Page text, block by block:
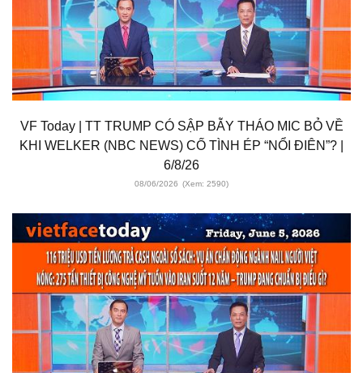
VF Today | TT TRUMP CÓ SẬP BẪY THÁO MIC BỎ VỀ
KHI WELKER (NBC NEWS) CỐ TÌNH ÉP “NỔI ĐIÊN”? |
6/8/26
08/06/2026 (Xem: 2590)